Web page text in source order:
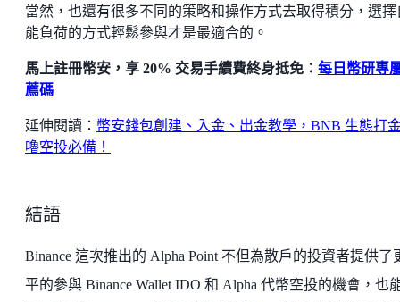
當然，也還有很多不同的策略和操作方式去取得積分，選擇
能負荷的方式輕鬆參與才是最適合的。
馬上註冊幣安，享 20% 交易手續費終身抵免： 每日幣研專
薦碼
延伸閱讀： 幣安錢包創建、入金、出金教學，BNB 生態打
嚕空投必備！
結語
Binance 這次推出的 Alpha Point 不但為散戶的投資者提供了
平的參與 Binance Wallet IDO 和 Alpha 代幣空投的機會，也